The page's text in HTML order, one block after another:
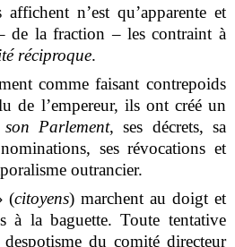
n’est qu’apparente et
de la fraction – les contraint à
réciproque.
comme faisant contrepoids
de l’empereur, ils ont créé un
son Parlement, ses décrets, sa
ses révocations et
outrancier.
(citoyens) marchent au doigt et
à la baguette. Toute tentative
du comité directeur